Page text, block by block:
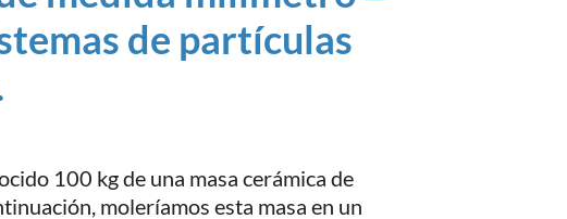
de partículas
100 kg de una masa cerámica de
moleríamos esta masa en un